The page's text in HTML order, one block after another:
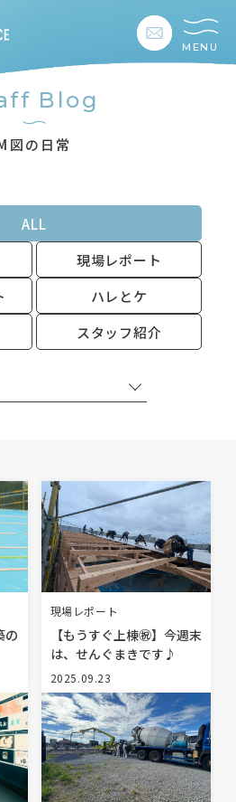
MENU
ベント情報
求・お問い合わせ
71-3090
Blog
図の日常
ALL
現場レポート
ハレとケ
スタッフ紹介
の
現場レポート
2025.09.23
【もうすぐ上棟㊗️】今週末
は、せんぐまきです♪